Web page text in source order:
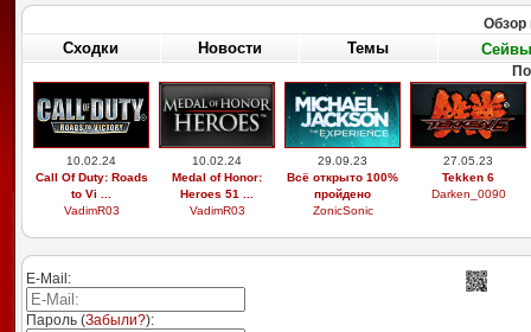
Обзор
Сходки Новости Темы Сейвы
10.02.24
Call Of Duty: Roads
to Vi ...
VadimR03
10.02.24
Medal of Honor:
Heroes 51 ...
VadimR03
29.09.23
Всё открыто 100%
пройдено
ZonicSonic
27.05.23
Tekken 6
Darken_0090
E-Mail:
Пароль (Забыли?):